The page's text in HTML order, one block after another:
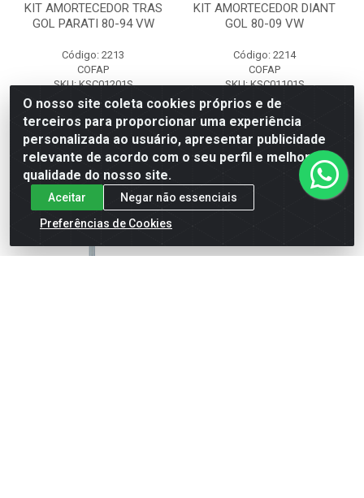
KIT AMORTECEDOR TRAS
GOL PARATI 80-94 VW
Código: 2213
COFAP
SKU: KSC01201S
Faça seu login ou
cadastre-se para
ver preços e
comprar
KIT AMORTECEDOR DIANT
GOL 80-09 VW
Código: 2214
COFAP
SKU: KSC01101S
Faça seu login ou
cadastre-se para
ver preços e
O nosso site coleta cookies próprios e de
terceiros para proporcionar uma experiência
personalizada ao usuário, apresentar publicidade
relevante de acordo com o seu perfil e melhorar a
qualidade do nosso site.
Aceitar
Negar não essenciais
Preferências de Cookies